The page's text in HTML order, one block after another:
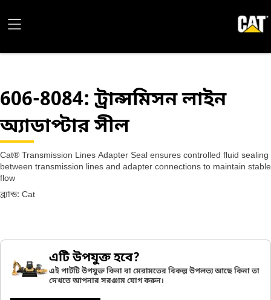
606-8084: ট্রান্সমিসন লাইন
অ্যাডাপ্টার সীল
Cat® Transmission Lines Adapter Seal ensures controlled fluid sealing
between transmission lines and adapter connections to maintain stable
flow
ব্র্যান্ড: Cat
এটি উপযুক্ত হবে?
এই পার্টটি উপযুক্ত কিনা বা মেরামতের বিকল্প উপলভ্য আছে কিনা তা
দেখতে আপনার সরঞ্জাম যোগ করুন।